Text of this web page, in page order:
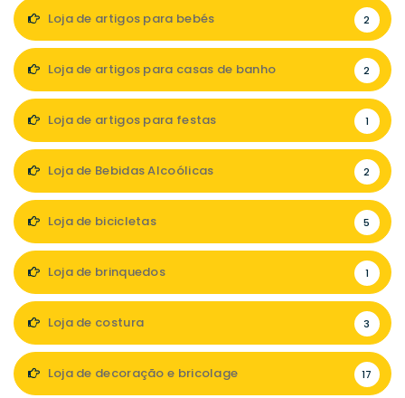
Loja de artigos para bebés 2
Loja de artigos para casas de banho 2
Loja de artigos para festas 1
Loja de Bebidas Alcoólicas 2
Loja de bicicletas 5
Loja de brinquedos 1
Loja de costura 3
Loja de decoração e bricolage 17